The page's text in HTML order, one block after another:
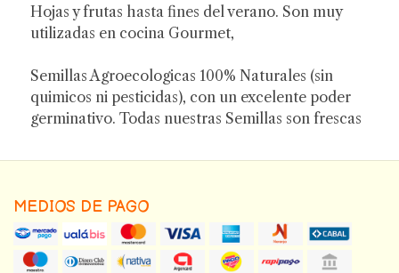
Hojas y frutas hasta fines del verano. Son muy
utilizadas en cocina Gourmet,
Semillas Agroecologicas 100% Naturales (sin
quimicos ni pesticidas), con un excelente poder
germinativo. Todas nuestras Semillas son frescas
MEDIOS DE PAGO